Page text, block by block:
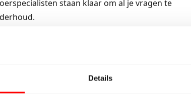
Details
staan klaar om al je vragen te
levensduur en blijft hij er jarenlang prachtig
over onze houten vloeren of het juiste